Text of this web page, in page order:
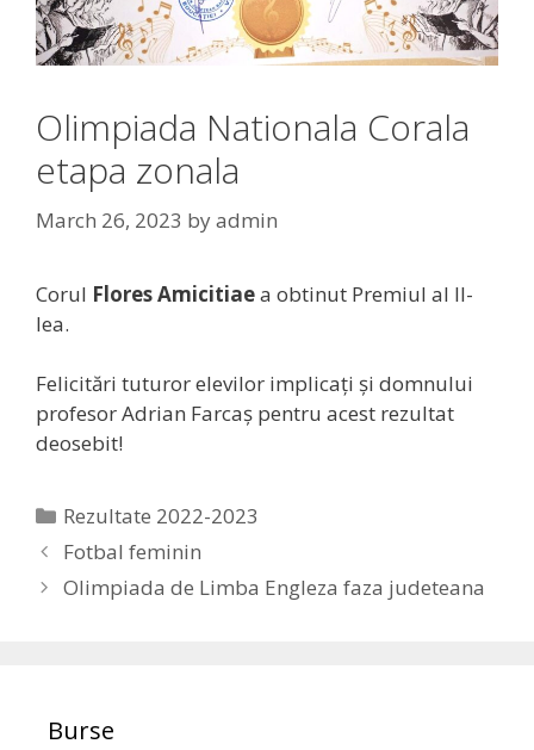
Olimpiada Nationala Corala
etapa zonala
March 26, 2023 byadmin
Corul Flores Amicitiaea obtinut Premiul al II-
lea.
Felicitări tuturor elevilor implicați și domnului
profesor Adrian Farcaș pentru acest rezultat
deosebit!
Categories
Rezultate 2022-2023
Fotbal feminin
Olimpiada de Limba Engleza faza judeteana
Burse